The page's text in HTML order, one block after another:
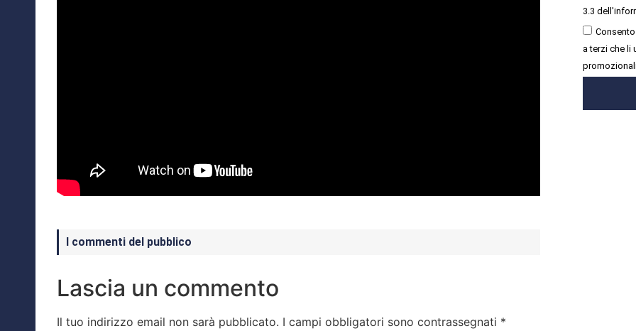
I commenti del pubblico
Lascia un commento
Il tuo indirizzo email non sarà pubblicato. I campi obbligatori sono contrassegnati *
3.3
a terzi che li